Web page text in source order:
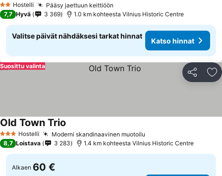
2 Tähtiluokitus
Hostelli Pääsy jaettuun keittiöön
7,7 Hyvä 3 369 1.0 km kohteesta Vilnius Historic Centre
Valitse päivät nähdäksesi tarkat hinnat
Katso hinnat
Jaa
Suosittu valinta
3 Tähtiluokitus
Hostelli Moderni skandinaavinen muotoilu
Old Town Trio
8,7 Loistava 3 283 1.4 km kohteesta Vilnius Historic Centre
Alkaen 60 €